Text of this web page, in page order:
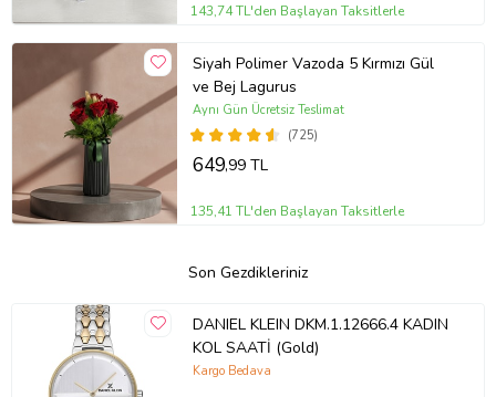
143,74 TL'den Başlayan Taksitlerle
Siyah Polimer Vazoda 5 Kırmızı Gül
ve Bej Lagurus
(725)
Aynı Gün Ücretsiz Teslimat
649,99 TL
135,41 TL'den Başlayan Taksitlerle
Son Gezdikleriniz
DANIEL KLEIN DKM.1.12666.4 KADIN
KOL SAATİ (Gold)
Kargo Bedava